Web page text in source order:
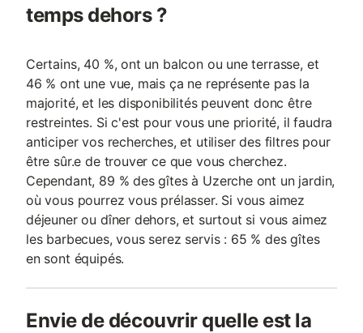
temps dehors ?
Certains, 40 %, ont un balcon ou une terrasse, et
46 % ont une vue, mais ça ne représente pas la
majorité, et les disponibilités peuvent donc être
restreintes. Si c'est pour vous une priorité, il faudra
anticiper vos recherches, et utiliser des filtres pour
être sûr.e de trouver ce que vous cherchez.
Cependant, 89 % des gîtes à Uzerche ont un jardin,
où vous pourrez vous prélasser. Si vous aimez
déjeuner ou dîner dehors, et surtout si vous aimez
les barbecues, vous serez servis : 65 % des gîtes
en sont équipés.
Envie de découvrir quelle est la